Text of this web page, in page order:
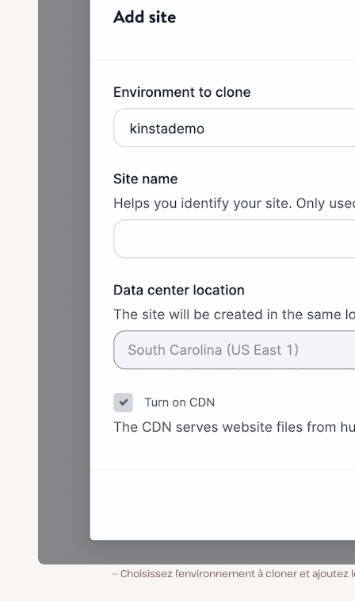
Choisissez l’environnement à cloner et ajoutez